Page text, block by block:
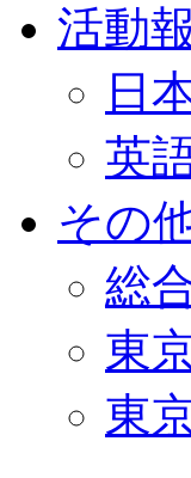
活動
日
英
その
総
東
東